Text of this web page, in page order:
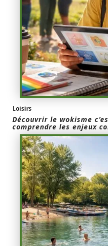
Loisirs
Découvrir le wokisme
comprendre les enjeux